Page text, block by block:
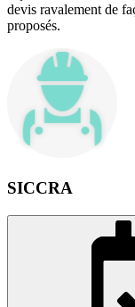
devis ravalement de
proposés.
SICCRA